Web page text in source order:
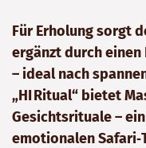
Für Erholung sorgt
ergänzt durch einen
– ideal nach
„HI Ritual“ bietet
Gesichtsrituale –
emotionalen